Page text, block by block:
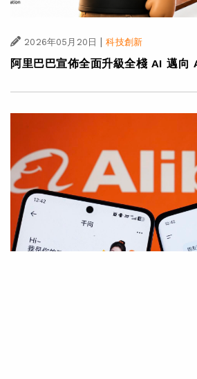
2026年05月20日 | 科技創新
阿里巴巴宣佈全面升級全棧 AI 邁